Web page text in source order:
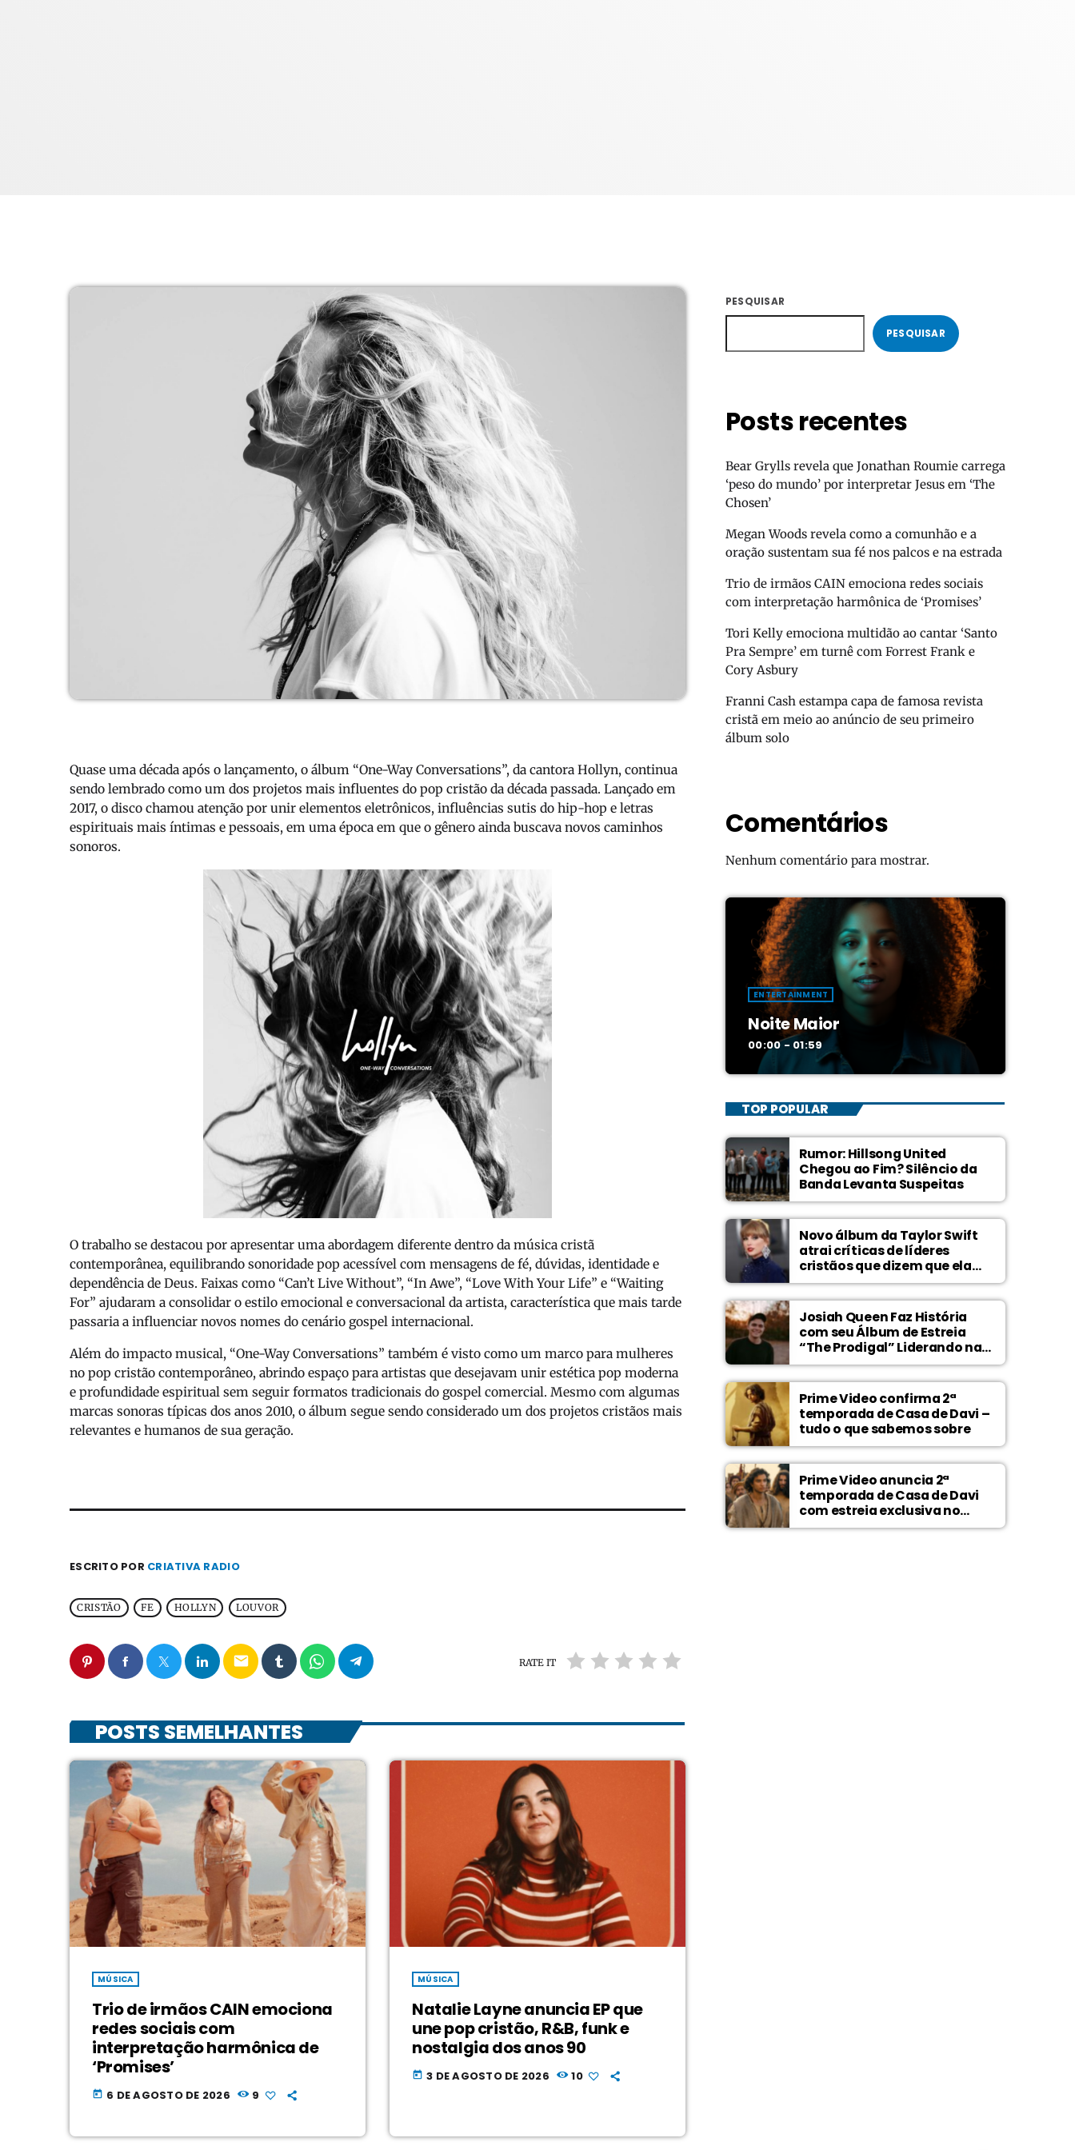
Quase uma década após o lançamento, o álbum “One-Way Conversations”, da cantora Hollyn, continua
sendo lembrado como um dos projetos mais influentes do pop cristão da década passada. Lançado em
2017, o disco chamou atenção por unir elementos eletrônicos, influências sutis do hip-hop e letras
espirituais mais íntimas e pessoais, em uma época em que o gênero ainda buscava novos caminhos
sonoros.
O trabalho se destacou por apresentar uma abordagem diferente dentro da música cristã
contemporânea, equilibrando sonoridade pop acessível com mensagens de fé, dúvidas, identidade e
dependência de Deus. Faixas como “Can’t Live Without”, “In Awe”, “Love With Your Life” e “Waiting
For” ajudaram a consolidar o estilo emocional e conversacional da artista, característica que mais tarde
passaria a influenciar novos nomes do cenário gospel internacional.
Além do impacto musical, “One-Way Conversations” também é visto como um marco para mulheres
no pop cristão contemporâneo, abrindo espaço para artistas que desejavam unir estética pop moderna
e profundidade espiritual sem seguir formatos tradicionais do gospel comercial. Mesmo com algumas
marcas sonoras típicas dos anos 2010, o álbum segue sendo considerado um dos projetos cristãos mais
relevantes e humanos de sua geração.
ESCRITO POR CRIATIVA RADIO
CRISTÃO FE HOLLYN LOUVOR
email RATE IT
POSTS SEMELHANTES
MÚSICA
Trio de irmãos CAIN emociona
redes sociais com
interpretação harmônica de
‘Promises’
today 6 DE AGOSTO DE 2026 9
MÚSICA
Natalie Layne anuncia EP que
une pop cristão, R&B, funk e
nostalgia dos anos 90
today 3 DE AGOSTO DE 2026 10
PESQUISAR
PESQUISAR
Posts recentes
Bear Grylls revela que Jonathan Roumie carrega
‘peso do mundo’ por interpretar Jesus em ‘The
Chosen’
Megan Woods revela como a comunhão e a
oração sustentam sua fé nos palcos e na estrada
Trio de irmãos CAIN emociona redes sociais
com interpretação harmônica de ‘Promises’
Tori Kelly emociona multidão ao cantar ‘Santo
Pra Sempre’ em turnê com Forrest Frank e
Cory Asbury
Franni Cash estampa capa de famosa revista
cristã em meio ao anúncio de seu primeiro
álbum solo
Comentários
Nenhum comentário para mostrar.
ENTERTAINMENT
Noite Maior
00:00 - 01:59
TOP POPULAR
Rumor: Hillsong United
Chegou ao Fim? Silêncio da
Banda Levanta Suspeitas
Novo álbum da Taylor Swift
atrai críticas de líderes
cristãos que dizem que ela
zomba de Deus
Josiah Queen Faz História
com seu Álbum de Estreia
“The Prodigal” Liderando na
Billboard
Prime Video confirma 2ª
temporada de Casa de Davi –
tudo o que sabemos sobre
Prime Video anuncia 2ª
temporada de Casa de Davi
com estreia exclusiva no
Wonder Project